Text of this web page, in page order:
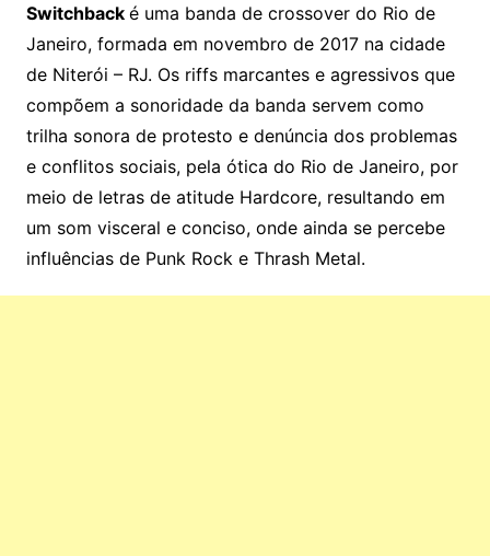
Switchback é uma banda de crossover do Rio de
Janeiro, formada em novembro de 2017 na cidade
de Niterói – RJ. Os riffs marcantes e agressivos que
compõem a sonoridade da banda servem como
trilha sonora de protesto e denúncia dos problemas
e conflitos sociais, pela ótica do Rio de Janeiro, por
meio de letras de atitude Hardcore, resultando em
um som visceral e conciso, onde ainda se percebe
influências de Punk Rock e Thrash Metal.